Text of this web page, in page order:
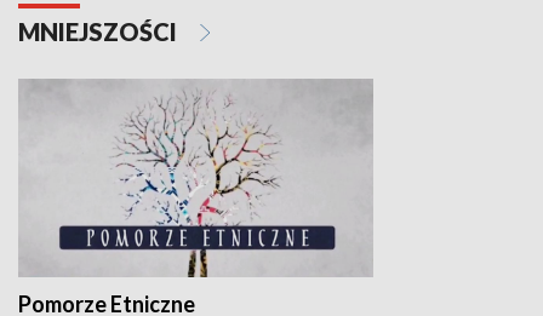
MNIEJSZOŚCI
Pomorze Etniczne